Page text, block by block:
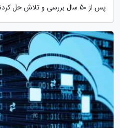
پس از 50 سال بررسی و تلاش حل کردند.